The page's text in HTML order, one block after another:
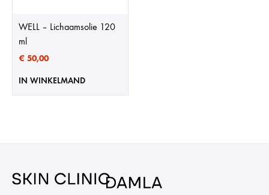
WELL – Lichaamsolie 120
ml
€ 50,00
IN WINKELMAND